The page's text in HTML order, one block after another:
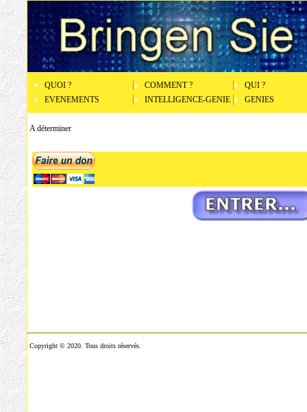
QUOI ? COMMENT ?
QUI ?
EVENEMENTS
INTELLIGENCE-GENIE GENIES
A déterminer
Copyright © 2020. Tous droits réservés.